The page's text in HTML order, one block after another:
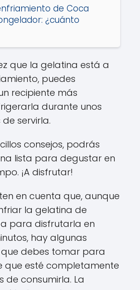
de Coca
¿cuánto
que la gelatina está a
puedes
recipiente más
durante unos
servirla.
consejos, podrás
lista para degustar en
¡A disfrutar!
en cuenta que, aunque
la gelatina de
para disfrutarla en
hay algunas
debes tomar para
que esté completamente
de consumirla. La